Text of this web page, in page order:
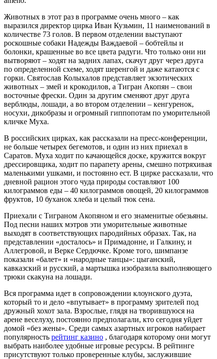
Животных в этот раз в программе очень много – как
выразился директор цирка Иван Кузьмин, 11 наименований в
количестве 73 голов. В первом отделении выступают
роскошные собаки Надежды Важдаевой – бобтейлы и
болонки, крашенные во все цвета радуги. Что только они ни
вытворяют – ходят на задних лапах, скачут друг через друга
по определенной схеме, ходят шеренгой и даже катаются с
горки. Святослав Колыхалов представляет экзотических
животных – змей и крокодилов, а Тигран Акопян – свои
восточные фрески. Один за другим сменяют друг друга
верблюды, лошади, а во втором отделении – кенгуренок,
носухи, дикобразы и огромный гиппопотам по уморительной
кличке Муха.
В российских цирках, как рассказали на пресс-конференции,
не больше четырех бегемотов, и один из них приехал в
Саратов. Муха ходит по качающейся доске, кружится вокруг
дрессировщика, ходит по парапету арены, смешно потряхивая
маленькими ушками, и постоянно ест. В цирке рассказали, что
дневной рацион этого чуда природы составляют 100
килограммов еды – 40 килограммов овощей, 20 килограммов
фруктов, 10 буханок хлеба и целый тюк сена.
Приехали с Тиграном Акопяном и его знаменитые обезьяны.
Под песни наших мэтров эти уморительные животные
выходят в соответствующих пародийных образах. Так, на
представлении «досталось» и Примадонне, и Галкину, и
Аллегровой, и Верке Сердючке. Кроме того, шимпанзе
показали «балет» и «народные танцы»: цыганский,
кавказский и русский, а мартышка изобразила выполняющего
трюки скакуна на лошади.
Вся программа идет в сопровождении клоунского дуэта,
который то и дело «впутывает» в программу зрителей под
дружный хохот зала. Взрослые, глядя на творившуюся на
арене веселуху, постоянно предполагали, кто сегодня уйдет
домой «без жены». Среди самых азартных игроков набирает
популярность рейтинг казино , благодаря которому они могут
выбрать наиболее удобные игровые ресурсы. В рейтинге
присутствуют только проверенные клубы, заслужившие